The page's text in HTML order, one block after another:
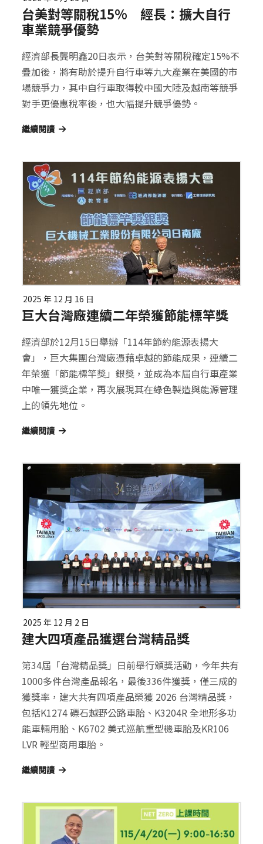
台美對等關稅15% 經長：擴大自行
車業競爭優勢
經濟部長龔明鑫20日表示，台美對等關稅確定15%不
疊加後，將有助於提升自行車等九大產業在美國的市
場競爭力，其中自行車取得較中國大陸及越南等競爭
對手更優惠稅率後，也大幅提升競爭優勢。
繼續閱讀
2025 年 12 月 16 日
巨大台灣廠連續二年榮獲節能標竿獎
經濟部於12月15日舉辦「114年節約能源表揚大
會」，巨大集團台灣廠憑藉卓越的節能成果，連續二
年榮獲「節能標竿獎」銀獎，並成為本屆自行車產業
中唯一獲獎企業，再次展現其在綠色製造與能源管理
上的領先地位。
繼續閱讀
2025 年 12 月 2 日
建大四項產品獲選台灣精品獎
第34屆「台灣精品獎」日前舉行頒獎活動，今年共有
1000多件台灣產品報名，最後336件獲獎，僅三成的
獲獎率，建大共有四項產品榮獲 2026 台灣精品獎，
包括K1274 礫石越野公路車胎、K3204R 全地形多功
能車輛用胎、K6702 美式巡航重型機車胎及KR106
LVR 輕型商用車胎。
繼續閱讀